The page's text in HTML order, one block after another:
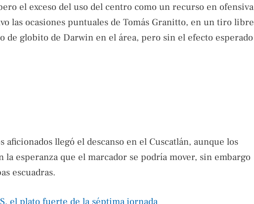
el exceso del uso del centro como un recurso en ofensiva
las ocasiones puntuales de Tomás Granitto, en un tiro libre
de globito de Darwin en el área, pero sin el efecto esperado
llegó el descanso en el Cuscatlán, aunque los
esperanza que el marcador se podría mover, sin embargo
escuadras.